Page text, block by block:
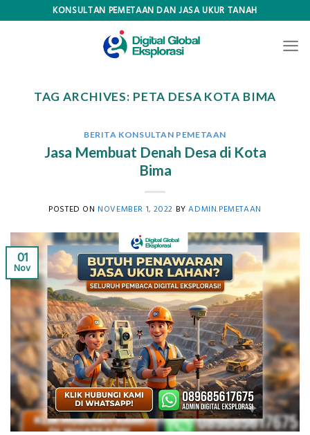
KONSULTAN PEMETAAN DAN JASA UKUR TANAH
TAG ARCHIVES: PETA DESA KOTA BIMA
BERITA KONSULTAN PEMETAAN
Jasa Membuat Denah Desa di Kota
Bima
POSTED ON NOVEMBER 1, 2022 BYADMIN.PEMETAAN
01
Nov